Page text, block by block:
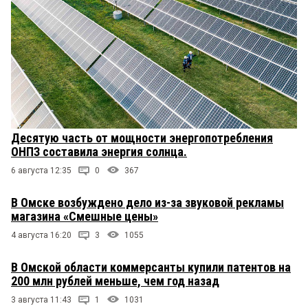
Десятую часть от мощности энергопотребления
ОНПЗ составила энергия солнца.
6 августа 12:35 0 367
В Омске возбуждено дело из-за звуковой рекламы
магазина «Смешные цены»
4 августа 16:20 3 1055
В Омской области коммерсанты купили патентов на
200 млн рублей меньше, чем год назад
3 августа 11:43 1 1031